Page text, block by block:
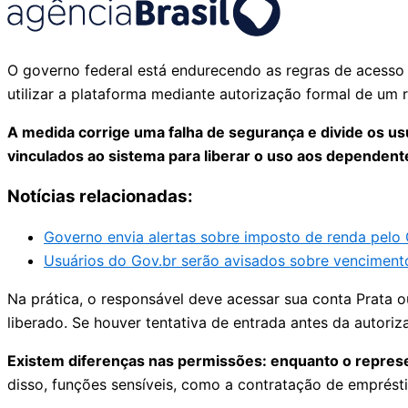
O governo federal está endurecendo as regras de
utilizar a plataforma mediante autorização formal de um
A medida corrige uma falha de segurança e divide os
vinculados ao sistema para liberar o uso aos
Notícias relacionadas:
Governo envia alertas sobre imposto de renda pelo
Usuários do Gov.br serão avisados sobre
Na prática, o responsável deve acessar sua conta Prata
liberado. Se houver tentativa de entrada antes da
Existem diferenças nas permissões: enquanto o
disso, funções sensíveis, como a contratação de